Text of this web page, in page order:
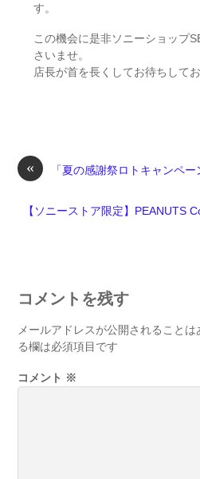
す。
この機会に是非ソニーショップ
さいませ。
店長が首を長くしてお待ちしてお
« 「夏の感謝祭ロトキャンペ
【ソニーストア限定】PEANUTS
コメントを残す
メールアドレスが公開されることは
る欄は必須項目です
コメント ※